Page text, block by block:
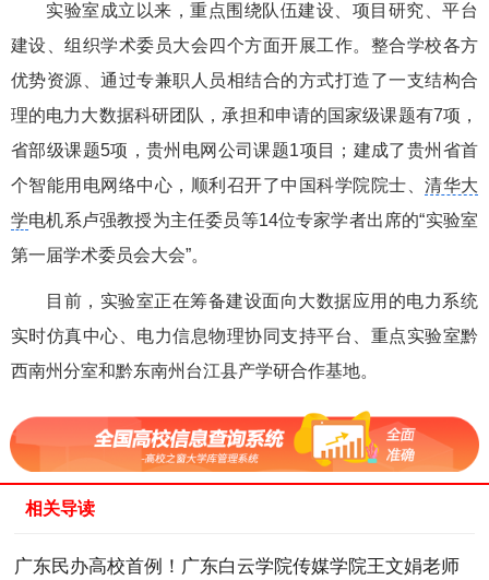
实验室成立以来，重点围绕队伍建设、项目研究、平台
建设、组织学术委员大会四个方面开展工作。整合学校各方
优势资源、通过专兼职人员相结合的方式打造了一支结构合
理的电力大数据科研团队，承担和申请的国家级课题有7项，
省部级课题5项，贵州电网公司课题1项目；建成了贵州省首
个智能用电网络中心，顺利召开了中国科学院院士、清华大
学电机系卢强教授为主任委员等14位专家学者出席的“实验室
第一届学术委员会大会”。
目前，实验室正在筹备建设面向大数据应用的电力系统
实时仿真中心、电力信息物理协同支持平台、重点实验室黔
西南州分室和黔东南州台江县产学研合作基地。
相关导读
广东民办高校首例！广东白云学院传媒学院王文娟老师